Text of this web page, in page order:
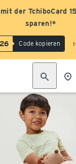
der TchiboCard
sparen!*
Code kopieren